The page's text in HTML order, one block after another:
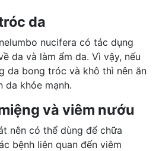
da
nucifera có tác dụng
da và làm ẩm da. Vì vậy, nếu
da bong tróc và khô thì nên ăn
da khỏe mạnh.
và viêm nướu
nên có thể dùng để chữa
bệnh liên quan đến viêm